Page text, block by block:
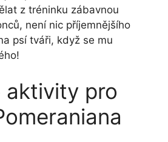
z tréninku zábavnou
není nic příjemnějšího
psí tváři, když se mu
aktivity pro